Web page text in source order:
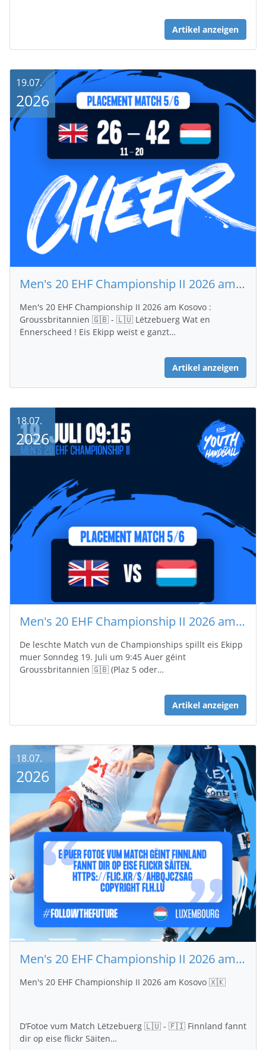
Artikel anzeigen
Men's 20 EHF Championship II 2026 am Kosovo : Groussbritannien 🇬🇧 - 🇱🇺 Lëtzebuerg 26-42
Men's 20 EHF Championship II 2026 am Kosovo :
Groussbritannien 🇬🇧 - 🇱🇺 Lëtzebuerg Wat en
Ënnerscheed ! Eis Ekipp weist e ganzt…
Artikel anzeigen
19.07.
2026
Men's 20 EHF Championship II 2026 am Kosovo : Groussbritannien 🇬🇧 - 🇱🇺 Lëtzebuerg
De leschte Match vun de Championships spillt eis Ekipp
muer Sonndeg 19. Juli um 9:45 Auer géint
Groussbritannien 🇬🇧 (Plaz 5 oder…
Artikel anzeigen
18.07.
2026
Men's 20 EHF Championship II 2026 am Kosovo 🇽🇰 : Fotoe Lëtzebuerg 🇱🇺 - 🇫🇮 Finnland
Men's 20 EHF Championship II 2026 am Kosovo 🇽🇰
D’Fotoe vum Match Lëtzebuerg 🇱🇺 - 🇫🇮 Finnland fannt
dir op eise flickr Säiten…
18.07.
2026